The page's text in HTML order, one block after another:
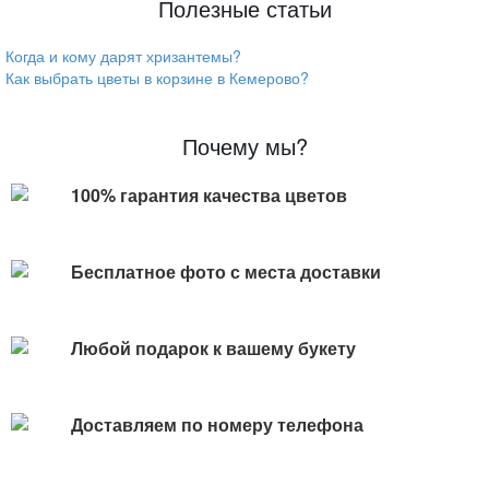
Полезные статьи
Когда и кому дарят хризантемы?
Как выбрать цветы в корзине в Кемерово?
Почему мы?
100% гарантия качества цветов
Бесплатное фото с места доставки
Любой подарок к вашему букету
Доставляем по номеру телефона